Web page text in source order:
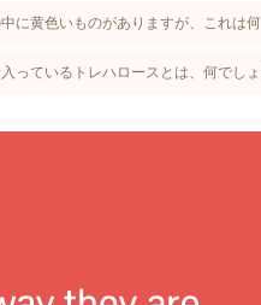
中に黄色いものがありますが、これは
っているトレハロースとは、何でしょ